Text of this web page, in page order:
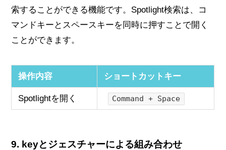
索することができる機能です。Spotlight検索は、コ
マンドキーとスペースキーを同時に押すことで開く
ことができます。
操作内容 ショートカットキー
Spotlightを開く Command + Space
9. keyとジェスチャーによる組み合わせ